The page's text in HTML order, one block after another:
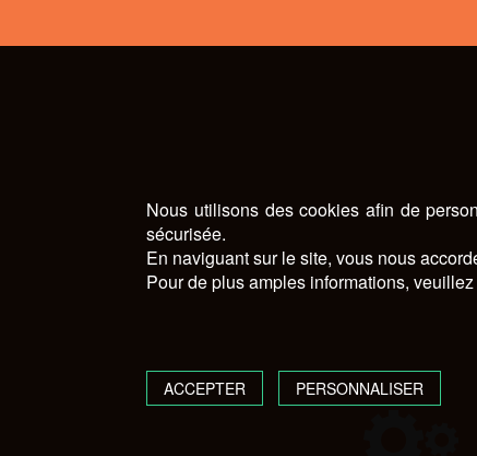
Nous utilisons des cookies afin de
sécurisée.
En naviguant sur le site, vous nous
Pour de plus amples informations,
ACCEPTER PERSONNALISER